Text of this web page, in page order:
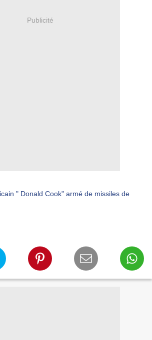
Publicité
" Donald Cook" armé de missiles de